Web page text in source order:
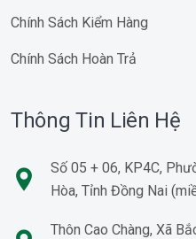
Chính Sách Kiểm Hàng
Chính Sách Hoàn Trả
Thông Tin Liên Hệ
Số 05 + 06, KP4C,
Hòa, Tỉnh Đồng Nai
Thôn Cao Chàng, Xã